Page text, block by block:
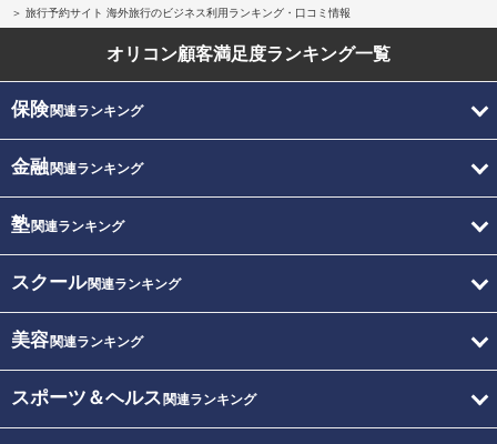
旅行予約サイト 海外旅行のビジネス利用ランキング・口コミ情報
オリコン顧客満足度ランキング一覧
保険関連ランキング
金融関連ランキング
塾関連ランキング
スクール関連ランキング
美容関連ランキング
スポーツ＆ヘルス 関連ランキング